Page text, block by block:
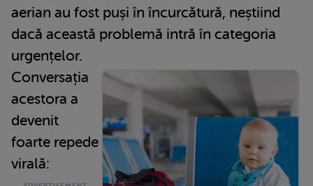
aerian au fost puși în încurcătură, neștiind
dacă această problemă intră în categoria
urgențelor.
Conversația
acestora a
devenit
foarte repede
virală: